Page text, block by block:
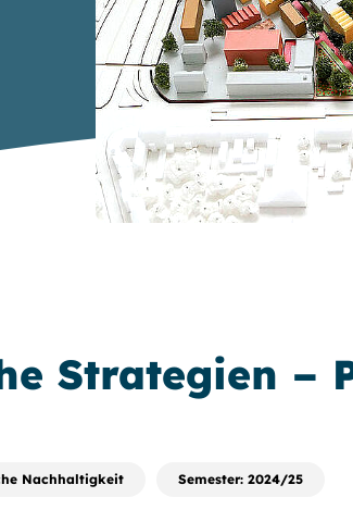
Strategien –
Nachhaltigkeit Semester: 2024/25